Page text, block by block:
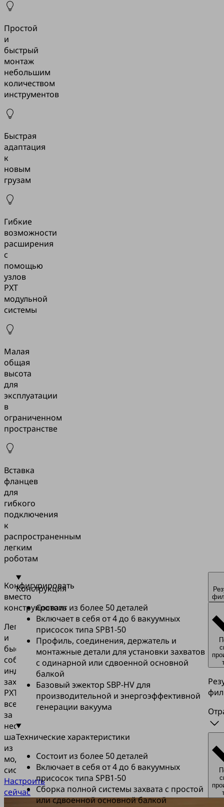
Простой
и
быстрый
монтаж
небольшим
количеством
инструментов
Быстрая
адаптация
к
новым
грузам
Гибкие
возможности
расширения
с
помощью
узлов
PXT
модульной
системы
Малая
общая
высота
для
эксплуатации
в
ограниченном
пространстве
Вставка
фланцев
для
гибкого
подключения
к
распространенным
легким
роботам
Конфигурировать
вместо
конструировать
Легко
и
быстро
соберите
индивидуальный
захват
PXT
всего
за
несколько
шагов
из
модульной
системы.
Настроить
сейчас
Конструкция
Состоит из более 50 деталей
Включает в себя от 4 до 6 вакуумных
присосок типа SPB1-50
Профиль, соединения, держатель и
монтажные детали для установки захватов
с одинарной или сдвоенной основной
балкой
Базовый эжектор SBP-HV для
производительной и энергоэффективной
генерации вакуума
Технические характеристики
Состоит из более 50 деталей
Включает в себя от 4 до 6 вакуумных
присосок типа SPB1-50
Сборка полной системы захвата с простой
или сдвоенной основной балкой